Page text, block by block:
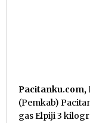
Pacitanku.com,
(Pemkab)
gas Elpiji 3